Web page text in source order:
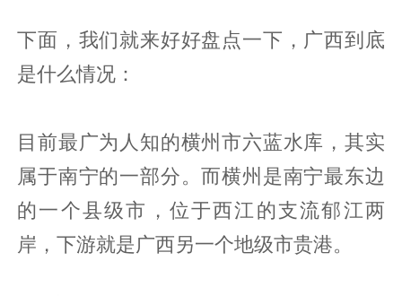
下面，我们就来好好盘点一下，广西到底
是什么情况：
目前最广为人知的横州市六蓝水库，其实
属于南宁的一部分。而横州是南宁最东边
的一个县级市，位于西江的支流郁江两
岸，下游就是广西另一个地级市贵港。